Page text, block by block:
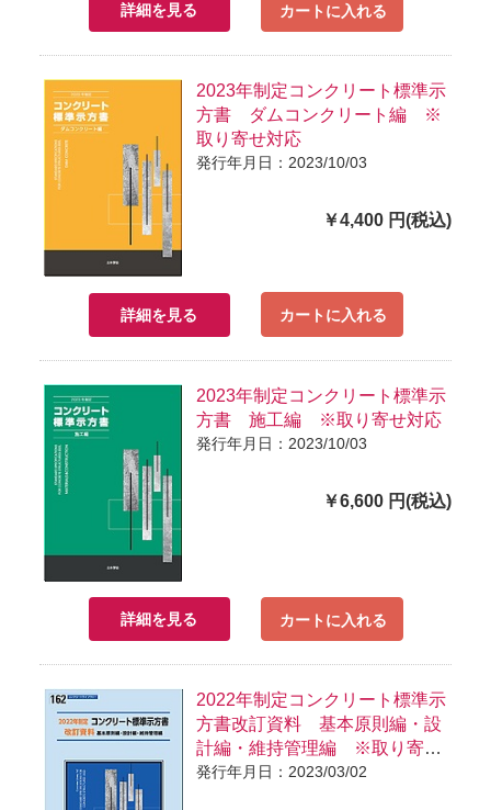
詳細を見る カートに入れる
2023年制定コンクリート標準示
方書 ダムコンクリート編 ※
取り寄せ対応
発行年月日：2023/10/03
￥4,400 円(税込)
詳細を見る カートに入れる
2023年制定コンクリート標準示
方書 施工編 ※取り寄せ対応
発行年月日：2023/10/03
￥6,600 円(税込)
詳細を見る カートに入れる
2022年制定コンクリート標準示
方書改訂資料 基本原則編・設
計編・維持管理編 ※取り寄せ
対応
発行年月日：2023/03/02